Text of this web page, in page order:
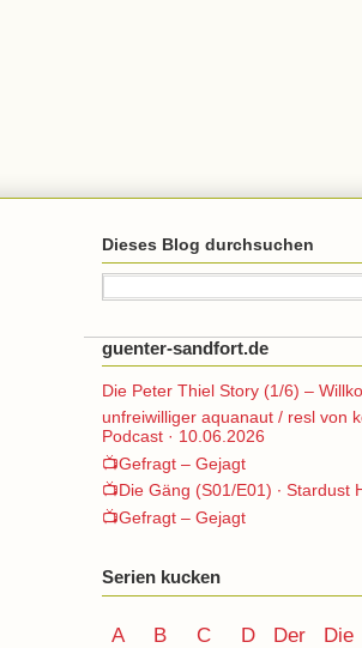
Dieses Blog durchsuchen
guenter-sandfort.de
Die Peter Thiel Story (1/6) –
unfreiwilliger aquanaut / resl von
Podcast · 10.06.2026
📺Gefragt – Gejagt
📺Die Gäng (S01/E01) ∙ Stardust
📺Gefragt – Gejagt
Serien kucken
A B C D Der Die